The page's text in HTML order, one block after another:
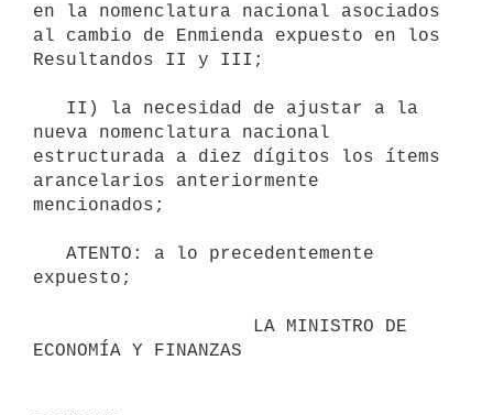
en la nomenclatura nacional asociados
al cambio de Enmienda expuesto en los
Resultandos II y III;
nueva nomenclatura nacional
estructurada a diez dígitos los ítems
arancelarios anteriormente
mencionados;
expuesto;
ECONOMÍA Y FINANZAS